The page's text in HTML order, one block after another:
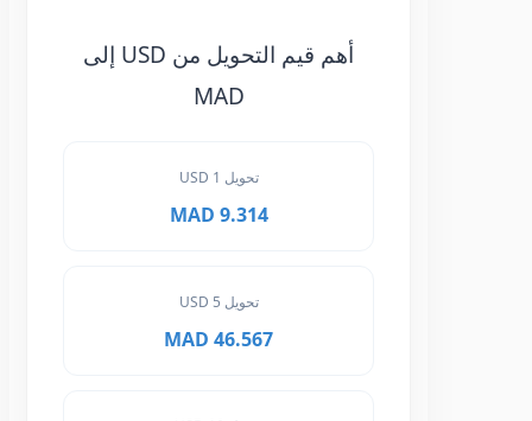
أهم قيم التحويل من USD إلى
MAD
تحويل 1 USD
9.314 MAD
تحويل 5 USD
46.567 MAD